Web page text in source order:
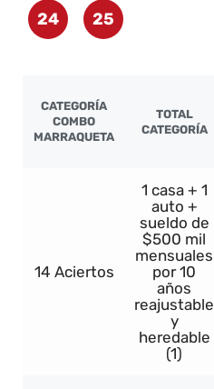
24 25
CATEGORÍA
COMBO
MARRAQUETA
TOTAL
CATEGORÍA
14 Aciertos
1 casa + 1
auto +
sueldo de
$500 mil
mensuales
por 10
años
reajustable
y
heredable
(1)